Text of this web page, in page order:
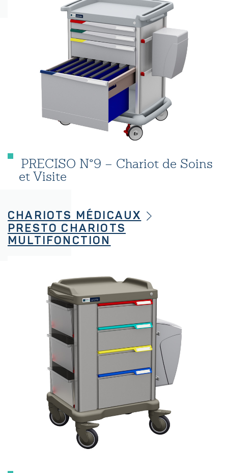
PRECISO N°9 – Chariot de Soins
et Visite
CHARIOTS MÉDICAUX
PRESTO CHARIOTS
MULTIFONCTION